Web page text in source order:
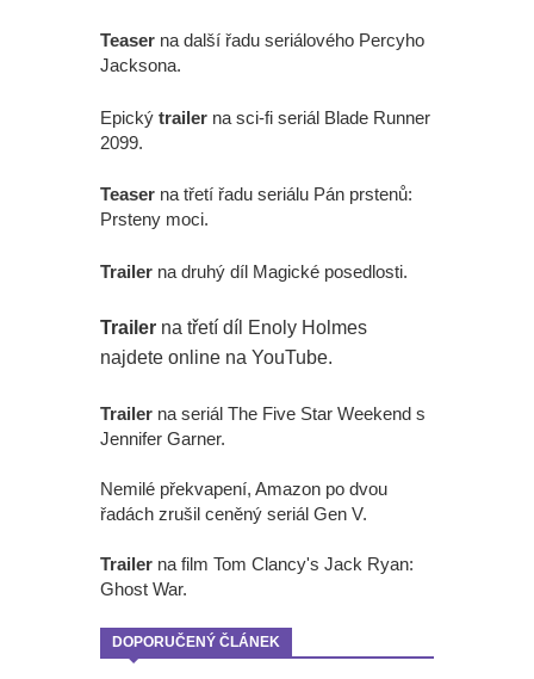
Teaser na další řadu seriálového Percyho
Jacksona.
Epický trailer na sci-fi seriál Blade Runner
2099.
Teaser na třetí řadu seriálu Pán prstenů:
Prsteny moci.
Trailer na druhý díl Magické posedlosti.
Trailer na třetí díl Enoly Holmes
najdete online na YouTube.
Trailer na seriál The Five Star Weekend s
Jennifer Garner.
Nemilé překvapení, Amazon po dvou
řadách zrušil ceněný seriál Gen V.
Trailer na film Tom Clancy's Jack Ryan:
Ghost War.
DOPORUČENÝ ČLÁNEK